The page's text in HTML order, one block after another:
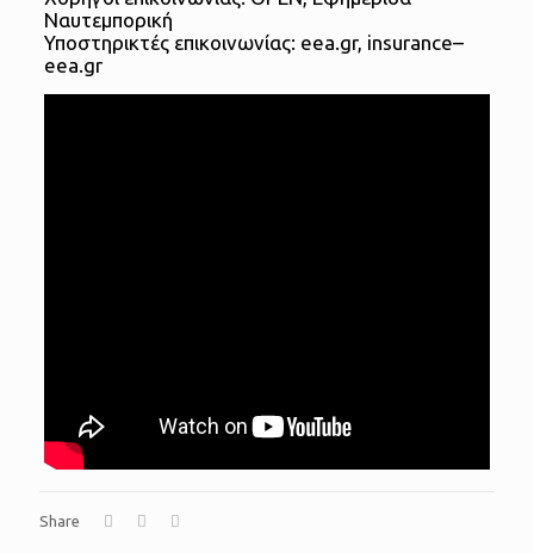
Ναυτεμπορική
Υποστηρικτές επικοινωνίας: eea.gr, insurance–
eea.gr
Share